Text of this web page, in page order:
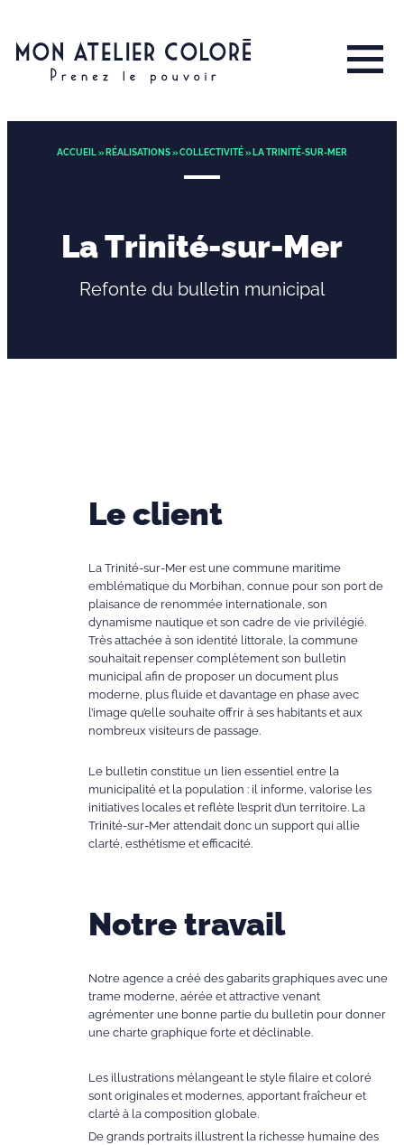
ACCUEIL» RÉALISATIONS»COLLECTIVITÉ» LA TRINITÉ-SUR-MER
La Trinité-sur-Mer
Refonte du bulletin municipal
Le client
La Trinité-sur-Mer est une commune maritime
emblématique du Morbihan, connue pour son port de
plaisance de renommée internationale, son
dynamisme nautique et son cadre de vie privilégié.
Très attachée à son identité littorale, la commune
souhaitait repenser complètement son bulletin
municipal afin de proposer un document plus
moderne, plus fluide et davantage en phase avec
l’image qu’elle souhaite offrir à ses habitants et aux
nombreux visiteurs de passage.
Le bulletin constitue un lien essentiel entre la
municipalité et la population : il informe, valorise les
initiatives locales et reflète l’esprit d’un territoire. La
Trinité-sur-Mer attendait donc un support qui allie
clarté, esthétisme et efficacité.
Notre travail
Notre agence a créé des gabarits graphiques avec une
trame moderne, aérée et attractive venant
agrémenter une bonne partie du bulletin pour donner
une charte graphique forte et déclinable.
Les illustrations mélangeant le style filaire et coloré
sont originales et modernes, apportant fraîcheur et
clarté à la composition globale.
De grands portraits illustrent la richesse humaine des